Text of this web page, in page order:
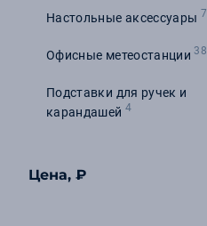
Настольные аксессуары
Офисные метеостанции 38
Подставки для ручек и
карандашей 4
Цена, ₽